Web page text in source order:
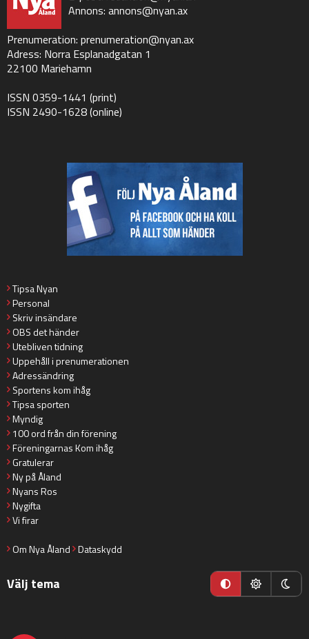
Annons: annons@nyan.ax
Prenumeration: prenumeration@nyan.ax
Adress: Norra Esplanadgatan 1
22100 Mariehamn
ISSN 0359-1441 (print)
ISSN 2490-1628 (online)
Tipsa Nyan
Personal
Skriv insändare
OBS det händer
Utebliven tidning
Uppehåll i prenumerationen
Adressändring
Sportens kom ihåg
Tipsa sporten
Myndig
100 ord från din förening
Föreningarnas Kom ihåg
Gratulerar
Ny på Åland
Nyans Ros
Nygifta
Vi firar
Om Nya Åland Dataskydd
Välj tema